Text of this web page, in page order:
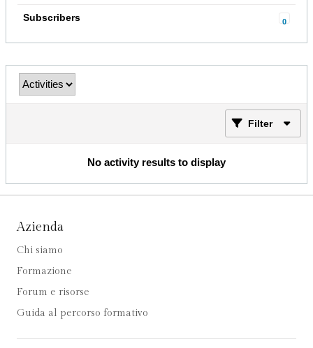
Subscribers 0
Filter
No activity results to display
Azienda
Chi siamo
Formazione
Forum e risorse
Guida al percorso formativo